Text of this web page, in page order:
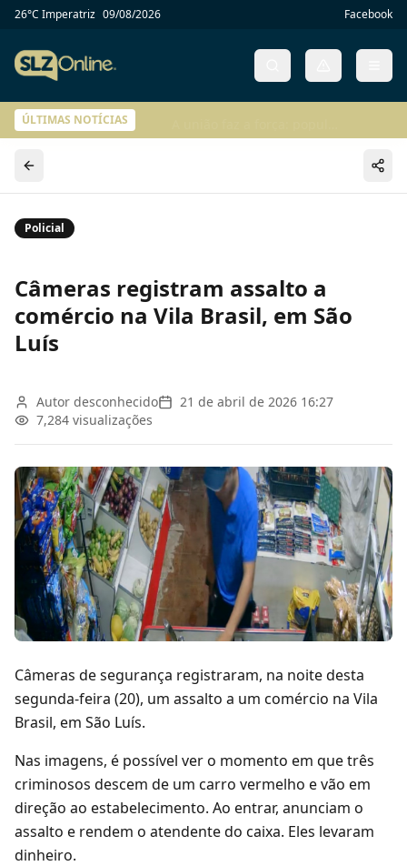
26°C Imperatriz 09/08/2026 Facebook
ÚLTIMAS NOTÍCIAS
Policial
Câmeras registram assalto a
comércio na Vila Brasil, em São
Luís
Autor desconhecido
21 de abril de 2026 16:27
7,284 visualizações
Câmeras de segurança registraram, na noite desta
segunda-feira (20), um assalto a um comércio na Vila
Brasil, em São Luís.
Nas imagens, é possível ver o momento em que três
criminosos descem de um carro vermelho e vão em
direção ao estabelecimento. Ao entrar, anunciam o
assalto e rendem o atendente do caixa. Eles levaram
dinheiro.